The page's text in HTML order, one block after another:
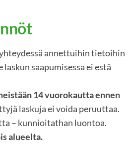
annettuihin tietoihin
saapumisessa ei estä
14 vuorokautta ennen
laskuja ei voida peruuttaa.
– kunnioitathan luontoa.
alueelta.